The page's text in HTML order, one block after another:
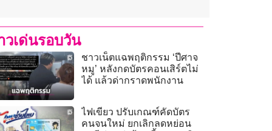
วเด่นรอบวัน
ชาวเน็ตแฉพฤติกรรม ‘ปีศาจ
หมู’ หลังกดบัตรคอนเสิร์ตไม่
ได้ แล้วด่ากราดพนักงาน
ไฟเขียว ปรับเกณฑ์คัดบัตร
คนจนใหม่ ยกเลิกลดหย่อน